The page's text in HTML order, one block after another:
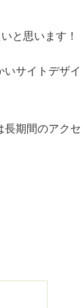
と思います！
サイトデザイ
長期間のアクセ